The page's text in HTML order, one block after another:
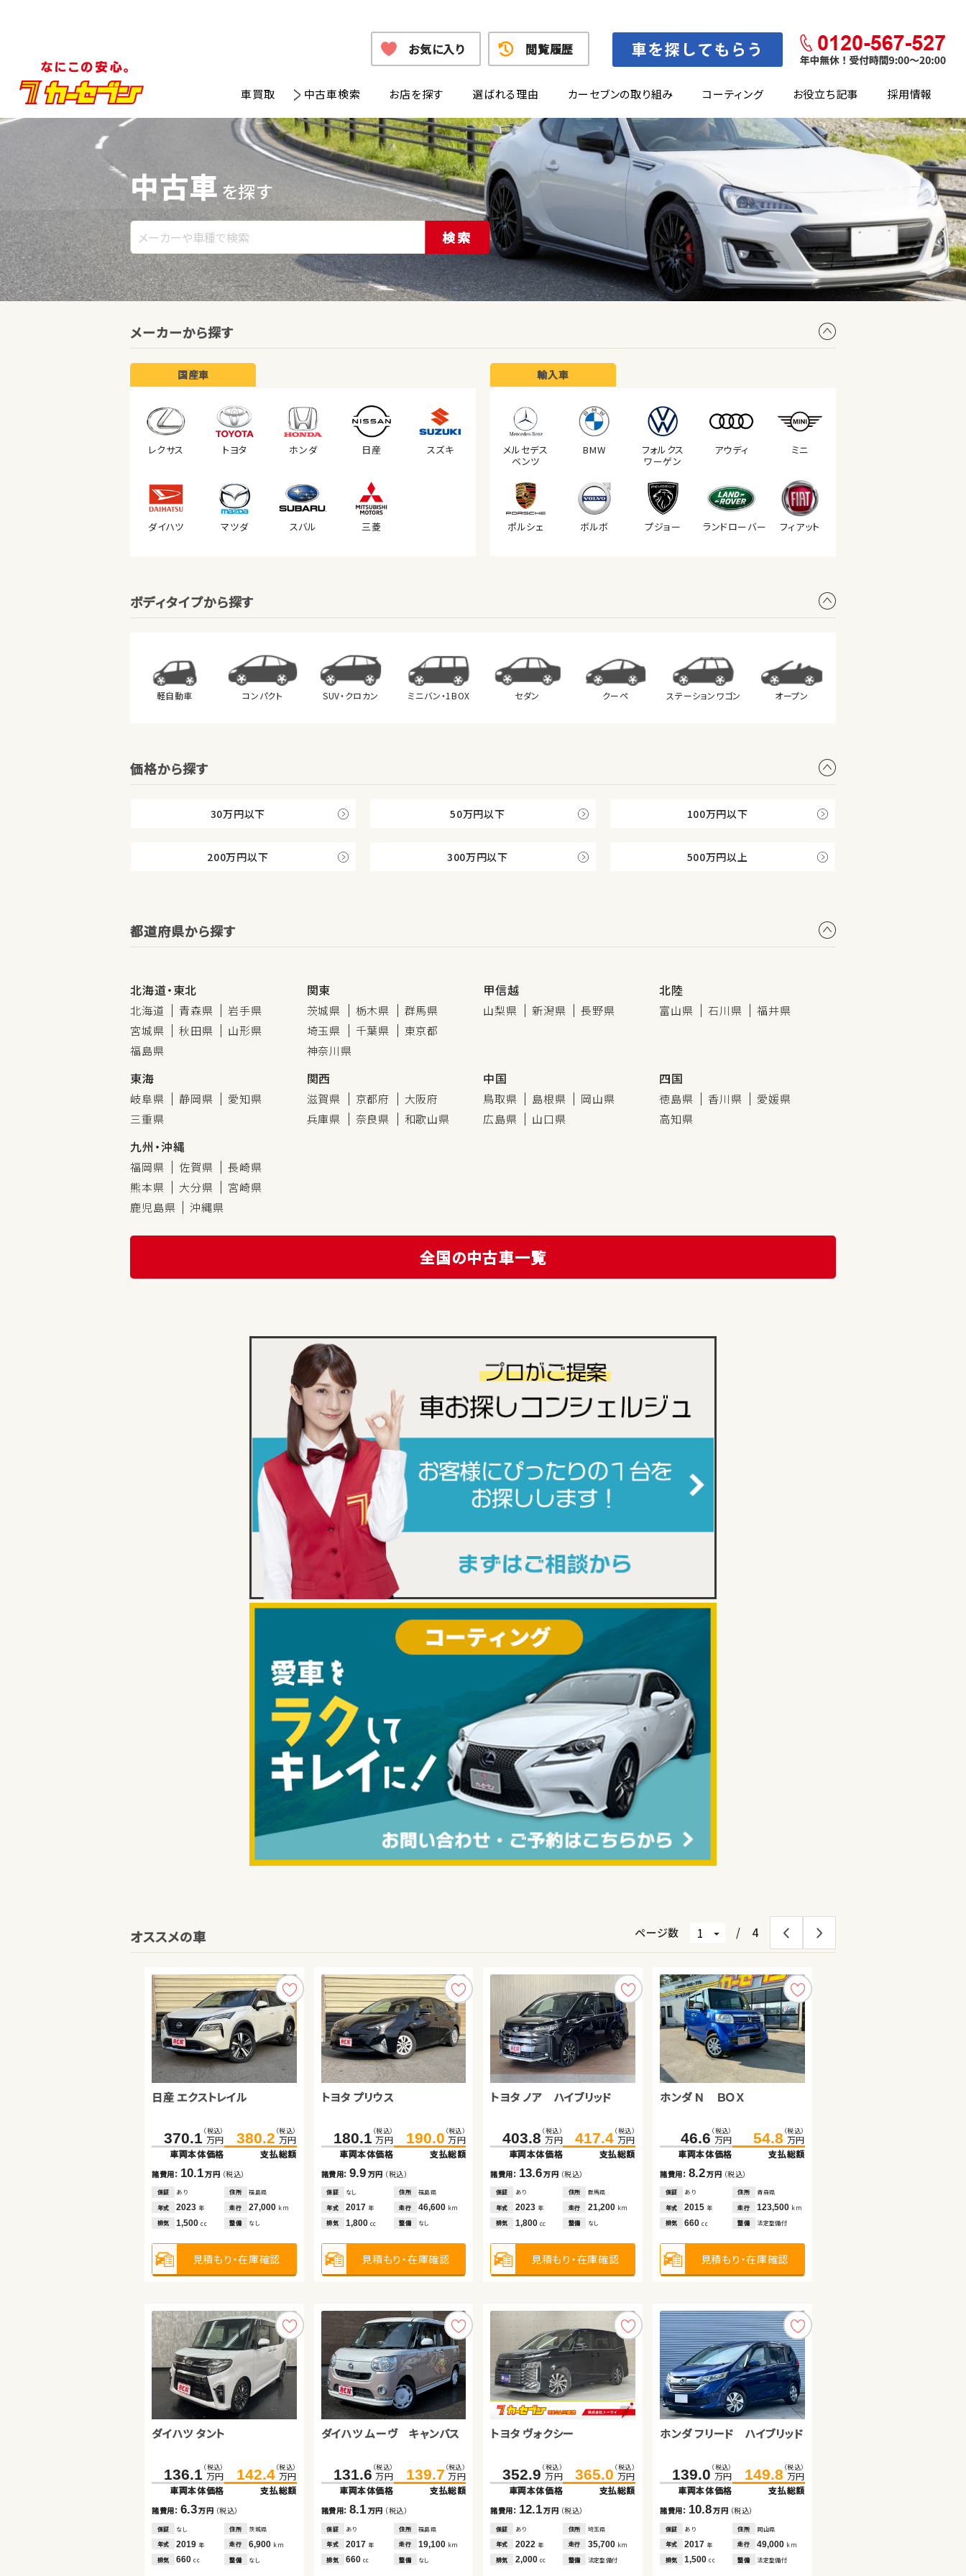
車買取 中古車検索 お店を探す 選ばれる理由 カーセブンの取り組み コーティング お役立ち記事 採用情報
お気に入り 閲覧履歴
中古車 を探す
検索
メーカーから探す
国産車
レクサス トヨタ ホンダ 日産 スズキ
ダイハツ マツダ スバル 三菱
輸入車
メルセデス
ベンツ
BMW
フォルクス
ワーゲン
アウディ ミニ
ポルシェ ボルボ プジョー ランドローバー フィアット
ボディタイプから探す
軽自動車 コンパクト SUV・クロカン ミニバン・1BOX セダン クーペ ステーション ワゴン オープン
価格から探す
30万円以下 50万円以下 100万円以下
200万円以下 300万円以下 500万円以上
都道府県から探す
北海道・東北
北海道 青森県
岩手県
宮城県
秋田県
山形県
福島県
関東
茨城県 栃木県
群馬県
埼玉県
千葉県
東京都
神奈川県
甲信越
山梨県 新潟県 長野県
北陸
富山県 石川県 福井県
東海
岐阜県 静岡県
愛知県
三重県
関西
滋賀県 京都府
大阪府
兵庫県
奈良県 和歌山県
中国
鳥取県 島根県
岡山県
広島県
山口県
四国
徳島県 香川県
愛媛県
高知県
九州・沖縄
福岡県 佐賀県
長崎県
熊本県
大分県
宮崎県
鹿児島県
沖縄県
全国の中古車一覧
オススメの車 ページ数 / 4
日産 エクストレイル
370.1 （税込）
万円
車両本体価格
380.2 （税込）
万円
支払総額
諸費用： 10.1万円 （税込）
保証 あり 住所
福島県
年式
2023年 走行 27,000 km
排気
1,500cc 整備 なし
見積もり・在庫確認
トヨタ プリウス
180.1 （税込）
万円
車両本体価格
190.0 （税込）
万円
支払総額
諸費用：9.9 万円 （税込）
保証 なし 住所
福島県
年式
2017年 走行 46,600 km
排気
1,800cc 整備 なし
見積もり・在庫確認
トヨタ ノア ハイブリッド
403.8 （税込）
万円
車両本体価格
417.4（税込）
万円
支払総額
諸費用： 13.6万円 （税込）
保証 あり 住所
群馬県
年式
2023 年 走行 21,200 km
排気
1,800 cc 整備 なし
見積もり・在庫確認
ホンダ Ｎ ＢＯＸ
46.6 （税込）
万円
車両本体価格
54.8 （税込）
万円
支払総額
諸費用： 8.2万円 （税込）
保証 あり 住所
青森県
年式
2015年 走行 123,500 km
排気
660cc 整備 法定整備付
見積もり・在庫確認
ダイハツ タント
136.1 （税込）
万円
車両本体価格
142.4（税込）
万円
支払総額
諸費用： 6.3万円 （税込）
保証 なし 住所
茨城県
年式
2019年 走行 6,900 km
排気
660cc 整備 なし
ダイハツ ムーヴ キャンバス
131.6 （税込）
万円
車両本体価格
139.7 （税込）
万円
支払総額
諸費用：8.1 万円 （税込）
保証 あり 住所
福島県
年式
2017年 走行 19,100 km
排気
660cc 整備 なし
トヨタ ヴォクシー
352.9 （税込）
万円
車両本体価格
365.0 （税込）
万円
支払総額
諸費用： 12.1万円 （税込）
保証 あり 住所
埼玉県
年式
2022 年 走行 35,700 km
排気
2,000 cc 整備 法定整備付
ホンダ フリード ハイブリッド
139.0 （税込）
万円
車両本体価格
149.8 （税込）
万円
支払総額
諸費用： 10.8万円 （税込）
保証 あり 住所
岡山県
年式
2017年 走行 49,000 km
排気
1,500cc 整備 法定整備付
トヨタ アクア
126.5 万円
車両本体価格
138.0
支払総額
諸費用：11.5 （税込）
保証 なし 住所
長野県
年式
2018年 走行 42,000km
排気
1,500cc 整備 法定整備付
スズキ スイフト
164.0 （税込）
万円
車両本体価格
175.5 （税込）
万円
支払総額
諸費用：11.5万円（税込）
保証 あり 住所
北海道
年式
2020年 走行 39,900 km
排気
1,400cc 整備 法定整備付
見積もり・在庫確認
トヨタ アルファード ハイブリ
742.3 （税込）
万円
車両本体価格
755.3（税込）
万円
支払総額
諸費用： 13.0万円 （税込）
保証 あり 住所
福島県
年式
2023 年 走行 32,800 km
排気
2,500 cc 整備 法定整備付
見積もり・在庫確認
ホンダ フィット
77.8 （税込）
万円
車両本体価格
87.4 （税込）
万円
支払総額
諸費用： 9.6万円 （税込）
保証 あり 住所
秋田県
年式
2016年 走行 52,800km
排気
1,300 整備 法定整備付
見積もり・在庫確認
スズキ ジムニー
163.8 万円
車両本体価格
172.6
支払総額
諸費用：8.8 万円 （税込）
保証 あり 住所 鹿児島県
トヨタ ノア
103.1 万円
車両本体価格
支払総額
諸費用：12.1 （税込）
保証 あり 住所 埼玉県
ダイハツ ムーヴ キャンバス
160.5 万円
車両本体価格
168.6
支払総額
諸費用：8.1 万円 （税込）
保証 なし 住所 埼玉県
ホンダ Ｎ ＢＯＸ
187.8（税込）
万円
車両本体価格
196.4
支払総額
諸費用：8.6 万円 （税込）
保証 なし 住所 群馬県
日産 セレナ
286.0 （税込）
万円
車両本体価格
297.7 （税込）
万円
支払総額
諸費用： 11.7万円 （税込）
保証 なし 住所
岡山県
年式
2023年 走行 25,900 km
排気
2,000cc 整備 法定整備付
見積もり・在庫確認
トヨタ アルファード ハイブリ
581.2 （税込）
万円
車両本体価格
592.6 （税込）
万円
支払総額
諸費用：11.4万円（税込）
保証 なし 住所
東京都
年式
2021年 走行 26,500 km
排気
2,500cc 整備 なし
見積もり・在庫確認
スバル フォレスター
207.6 （税込）
万円
車両本体価格
221.3（税込）
万円
支払総額
諸費用： 13.7万円 （税込）
保証 あり 住所
埼玉県
年式
2017 年 走行 20,500 km
排気
2,000 cc 整備 なし
見積もり・在庫確認
スズキ ジムニー
151.6 （税込）
万円
車両本体価格
159.8 （税込）
万円
支払総額
諸費用： 8.2万円 （税込）
保証 あり 住所
福島県
年式
2017年 走行 45,400km
排気
660cc 整備 なし
見積もり・在庫確認
日産 セレナ
271.6 （税込）
万円
車両本体価格
280.6（税込）
万円
支払総額
諸費用： 9.0万円 （税込）
保証 あり 住所
埼玉県
年式
2021年 走行 21,300km
排気
2,000 整備 なし
スバル フォレスター
157.2 （税込）
万円
車両本体価格
167.0 （税込）
万円
支払総額
諸費用：9.8 万円 （税込）
保証 あり 住所
福島県
年式
2014年 走行 46,600 km
排気
2,000 整備 なし
ダイハツ タント
80.1 （税込）
万円
車両本体価格
86.7 （税込）
万円
支払総額
諸費用： 6.6 万円（税込）
保証 あり 住所
福島県
年式
2014 年 走行 37,700 km
排気
660cc 整備 なし
トヨタ プリウス
320.1 （税込）
万円
車両本体価格
330.5 （税込）
万円
支払総額
諸費用： 10.4万円 （税込）
保証 なし 住所
福島県
年式
2024年 走行 20,700 km
排気
2,000cc 整備 なし
トヨタ ヴェルファイア
135.0 （税込）
万円
車両本体価格
149.9 （税込）
万円
支払総額
諸費用：14.9万円（税込）
保証 あり 住所
岩手県
年式
2013年 走行 88,000 km
排気
3,500cc 整備 法定整備付
見積もり・在庫確認
スズキ ワゴンＲ
36.6 （税込）
万円
車両本体価格
44.8（税込）
万円
支払総額
諸費用： 8.2 万円（税込）
保証 あり 住所
青森県
年式
2013 年 走行 97,000 km
排気
660cc 整備 法定整備付
見積もり・在庫確認